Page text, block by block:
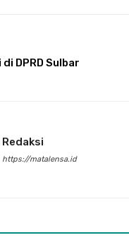
DPRD Sulbar
Redaksi
https://matalensa.id